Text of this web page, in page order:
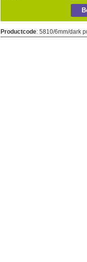
Productcode: 5810/6mm/dark